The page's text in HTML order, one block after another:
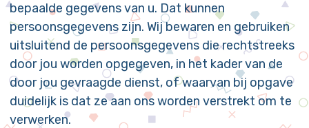
bepaalde gegevens van u. Dat kunnen
persoonsgegevens zijn. Wij bewaren en gebruiken
uitsluitend de persoonsgegevens die rechtstreeks
door jou worden opgegeven, in het kader van de
door jou gevraagde dienst, of waarvan bij opgave
duidelijk is dat ze aan ons worden verstrekt om te
verwerken.